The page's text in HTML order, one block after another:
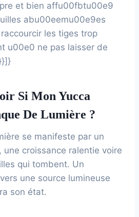
et bien affu00fbtu00e9
abu00eemu00e9es
les tiges trop
u00e0 ne pas laisser de
Si Mon Yucca
De Lumière ?
se manifeste par un
une croissance ralentie voire
qui tombent. Un
une source lumineuse
son état.